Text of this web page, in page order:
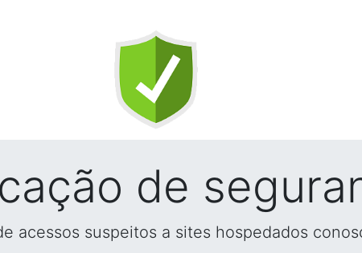
de
acessos suspeitos a sites hospedados